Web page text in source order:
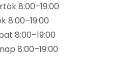
8:00–19:00
8:00–19:00
8:00–19:00
8:00–19:00